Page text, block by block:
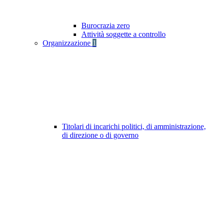
Burocrazia zero
Attività soggette a controllo
Organizzazione 1
Titolari di incarichi politici, di amministrazione,
di direzione o di governo